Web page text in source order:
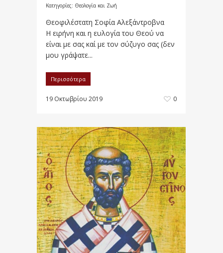
Κατηγορίες: Θεολογία και Ζωή
Θεοφιλέστατη Σοφία Αλεξάντροβνα
Η ειρήνη και η ευλογία του Θεού να
είναι με σας καί με τον σύζυγο σας (δεν
μου γράψατε...
Περισσότερα
19 Οκτωβρίου 2019 0